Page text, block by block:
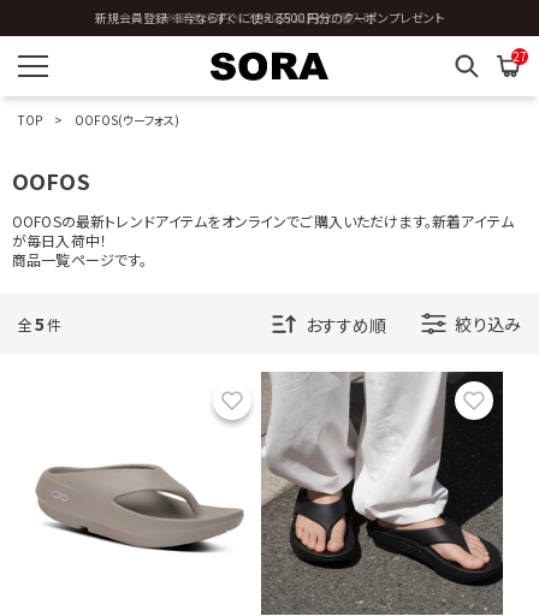
サイズを指定する
在庫を指定する
表示順を指定する
全国送料0円 ※3,980円以上のご購入時
新規会員登録 ※今ならすぐに使える500円分のクーポンプレゼント
27
TOP OOFOS(ウーフォス)
OOFOS
OOFOSの最新トレンドアイテムをオンラインでご購入いただけます。新着アイテム
が毎日入荷中！
商品一覧ページです。
全5件 絞り込み
お気に入り